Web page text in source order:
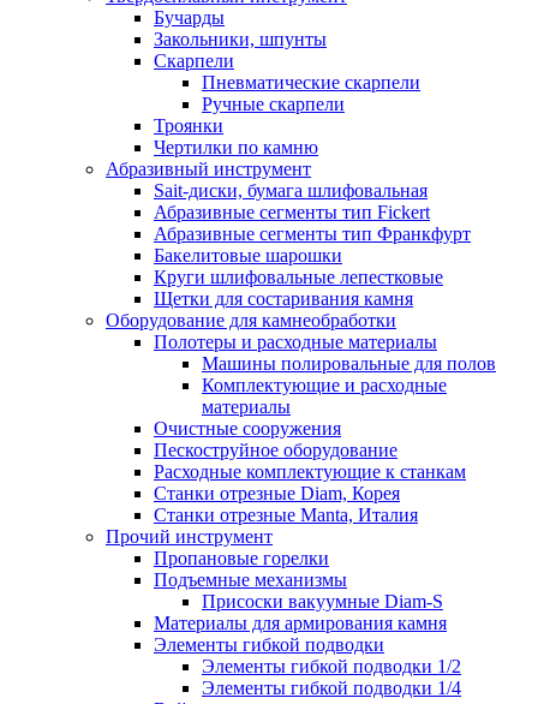
Бучарды
Закольники, шпунты
Скарпели
Пневматические скарпели
Ручные скарпели
Троянки
Чертилки по камню
Абразивный инструмент
Sait-диски, бумага шлифовальная
Абразивные сегменты тип Fickert
Абразивные сегменты тип Франкфурт
Бакелитовые шарошки
Круги шлифовальные лепестковые
Щетки для состаривания камня
Оборудование для камнеобработки
Полотеры и расходные материалы
Машины полировальные для полов
Комплектующие и расходные
материалы
Очистные сооружения
Пескоструйное оборудование
Расходные комплектующие к станкам
Станки отрезные Diam, Корея
Станки отрезные Manta, Италия
Прочий инструмент
Пропановые горелки
Подъeмные механизмы
Присоски вакуумные Diam-S
Материалы для армирования камня
Элементы гибкой подводки
Элементы гибкой подводки 1/2
Элементы гибкой подводки 1/4